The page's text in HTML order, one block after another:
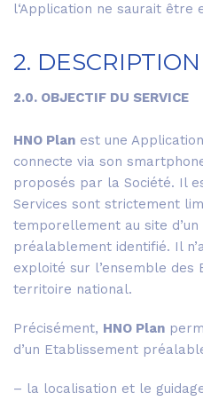
l‘Application ne saurait être
2.
2.0. OBJECTIF DU SERVICE
HNO Plan est une
connecte via son
proposés par la Société. Il
Services sont strictement
temporellement au site
préalablement identifié. Il
exploité sur l’ensemble des
territoire national.
Précisément, HNO Plan
d’un Etablissement
– la localisation et le